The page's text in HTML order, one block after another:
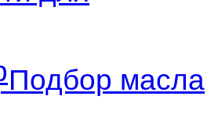
Подбор масла